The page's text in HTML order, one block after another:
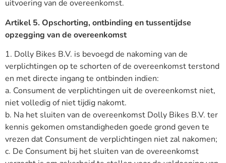
uitvoering van de overeenkomst.
Artikel 5. Opschorting, ontbinding en tussentijdse
opzegging van de overeenkomst
1. Dolly Bikes B.V. is bevoegd de nakoming van de
verplichtingen op te schorten of de overeenkomst terstond
en met directe ingang te ontbinden indien:
a. Consument de verplichtingen uit de overeenkomst niet,
niet volledig of niet tijdig nakomt.
b. Na het sluiten van de overeenkomst Dolly Bikes B.V. ter
kennis gekomen omstandigheden goede grond geven te
vrezen dat Consument de verplichtingen niet zal nakomen;
c. De Consument bij het sluiten van de overeenkomst